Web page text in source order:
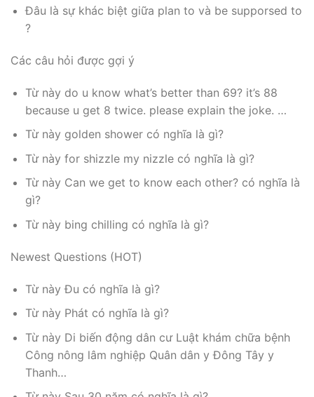
Đâu là sự khác biệt giữa plan to và be supporsed to
?
Các câu hỏi được gợi ý
Từ này do u know what’s better than 69? it’s 88
because u get 8 twice. please explain the joke. …
Từ này golden shower có nghĩa là gì?
Từ này for shizzle my nizzle có nghĩa là gì?
Từ này Can we get to know each other? có nghĩa là
gì?
Từ này bing chilling có nghĩa là gì?
Newest Questions (HOT)
Từ này Đu có nghĩa là gì?
Từ này Phát có nghĩa là gì?
Từ này Di biến động dân cư Luật khám chữa bệnh
Công nông lâm nghiệp Quân dân y Đông Tây y
Thanh…